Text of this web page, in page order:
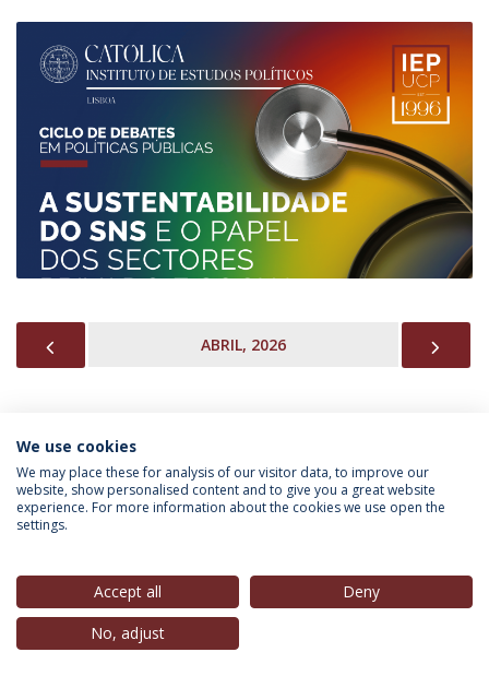
ABRIL, 2026
INFORMAÇÃO PARA
We use cookies
We may place these for analysis of our visitor data, to improve our
website, show personalised content and to give you a great website
experience. For more information about the cookies we use open the
settings.
Accept all
Deny
No, adjust